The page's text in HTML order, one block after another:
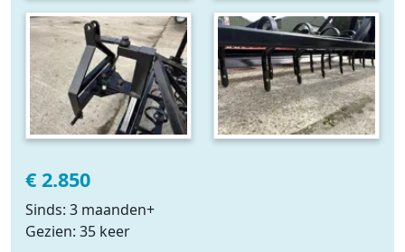
€ 2.850
Sinds: 3 maanden+
Gezien: 35 keer